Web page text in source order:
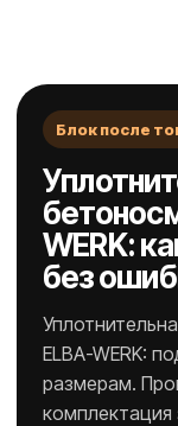
Блок после
WERK:
без
ELBA-WERK:
размерам.
комплектация